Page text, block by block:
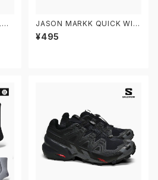
デ
JASON MARKK QUICK WIP
ES 3 PACK ジェイソンマーク
クイックワイプス 3パック スニ
¥495